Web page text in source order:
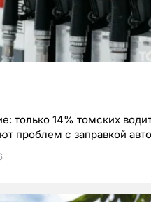
только 14% томских
проблем с заправкой авто